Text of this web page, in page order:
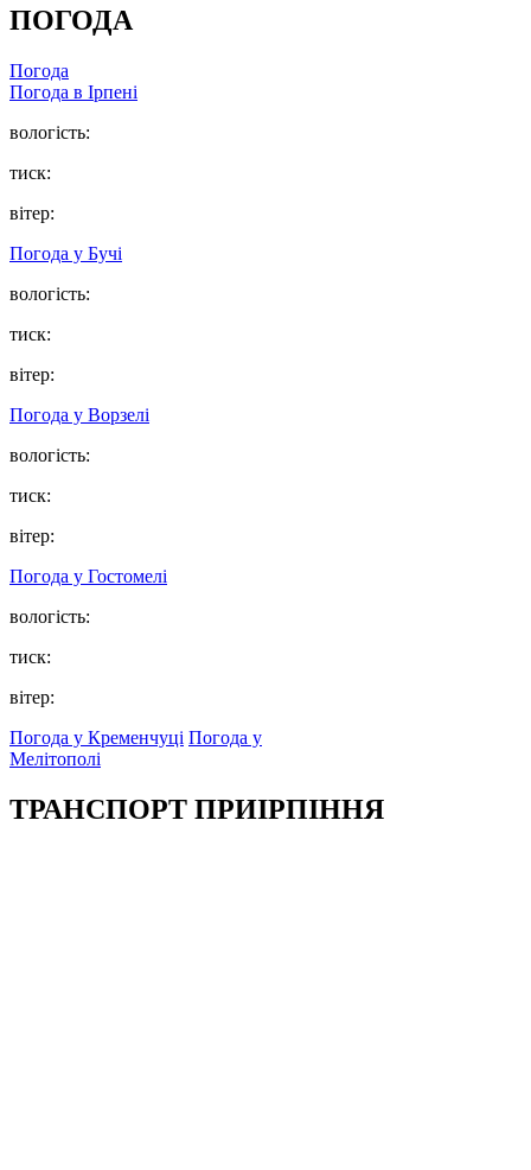
ПОГОДА
Погода
Погода в Ірпені
вологість:
тиск:
вітер:
Погода у Бучі
вологість:
тиск:
вітер:
Погода у Ворзелі
вологість:
тиск:
вітер:
Погода у Гостомелі
вологість:
тиск:
вітер:
Погода у Кременчуці Погода у
Мелітополі
ТРАНСПОРТ ПРИІРПІННЯ